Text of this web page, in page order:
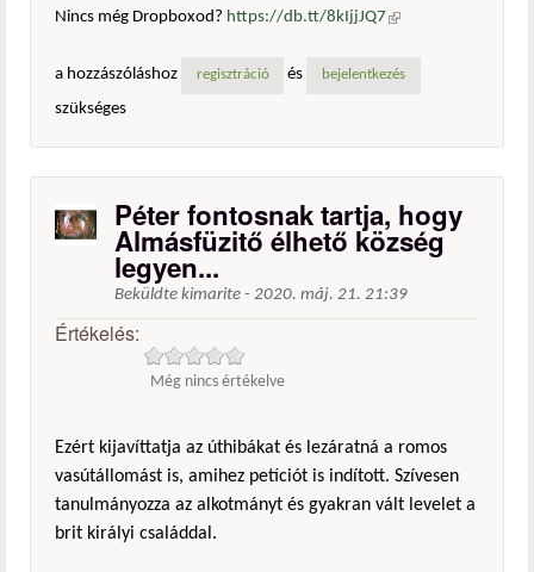
Nincs még Dropboxod? https://db.tt/8kIjjJQ7 (külső
a hozzászóláshoz
regisztráció és bejelentkezés
szükséges
Péter fontosnak tartja, hogy
Almásfüzitő élhető község
legyen...
Beküldte kimarite - 2020. máj. 21. 21:39
Értékelés:
Még nincs értékelve
Ezért kijavíttatja az úthibákat és lezáratná a romos
vasútállomást is, amihez petíciót is indított. Szívesen
tanulmányozza az alkotmányt és gyakran vált levelet a
brit királyi családdal.